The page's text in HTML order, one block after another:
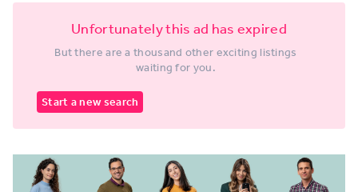
Unfortunately this ad has expired
But there are a thousand other exciting listings
waiting for you.
Start a new search